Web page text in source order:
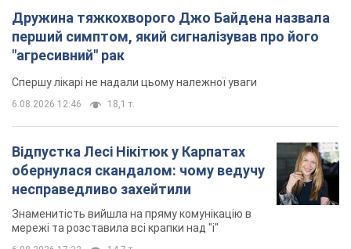
Дружина тяжкохворого Джо Байдена назвала
перший симптом, який сигналізував про його
"агресивний" рак
Спершу лікарі не надали цьому належної уваги
6.08.2026 12:46 18,1 т.
Відпустка Лесі Нікітюк у Карпатах
обернулася скандалом: чому ведучу
несправедливо захейтили
Знаменитість вийшла на пряму комунікацію в
мережі та розставила всі крапки над "і"